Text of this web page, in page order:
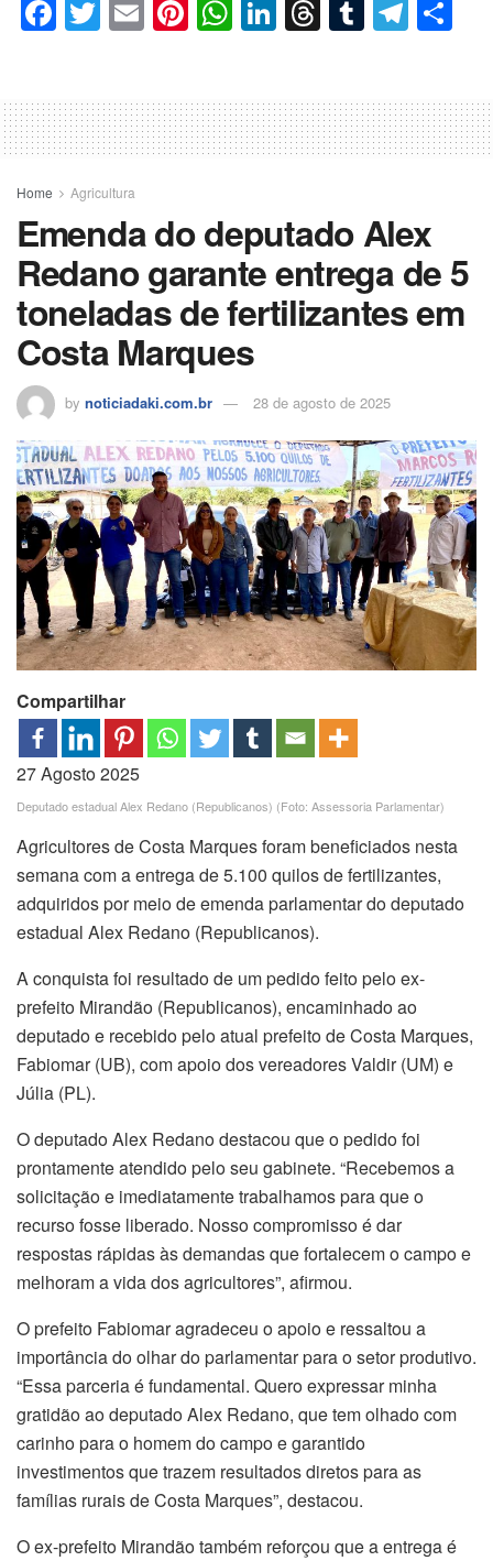
Facebook
Twitter
EmailPinterest
WhatsApp
LinkedIn
Threads
Tumblr
Home Agricultura
Emenda do deputado Alex
Redano garante entrega de 5
toneladas de fertilizantes em
Costa Marques
by noticiadaki.com.br 28 de agosto de 2025
Compartilhar
27 Agosto 2025
Deputado estadual Alex Redano (Republicanos) (Foto: Assessoria Parlamentar)
Agricultores de Costa Marques foram beneficiados nesta
semana com a entrega de 5.100 quilos de fertilizantes,
adquiridos por meio de emenda parlamentar do deputado
estadual Alex Redano (Republicanos).
A conquista foi resultado de um pedido feito pelo ex-
prefeito Mirandão (Republicanos), encaminhado ao
deputado e recebido pelo atual prefeito de Costa Marques,
Fabiomar (UB), com apoio dos vereadores Valdir (UM) e
Júlia (PL).
O deputado Alex Redano destacou que o pedido foi
prontamente atendido pelo seu gabinete. “Recebemos a
solicitação e imediatamente trabalhamos para que o
recurso fosse liberado. Nosso compromisso é dar
respostas rápidas às demandas que fortalecem o campo e
melhoram a vida dos agricultores”, afirmou.
O prefeito Fabiomar agradeceu o apoio e ressaltou a
importância do olhar do parlamentar para o setor produtivo.
“Essa parceria é fundamental. Quero expressar minha
gratidão ao deputado Alex Redano, que tem olhado com
carinho para o homem do campo e garantido
investimentos que trazem resultados diretos para as
famílias rurais de Costa Marques”, destacou.
O ex-prefeito Mirandão também reforçou que a entrega é